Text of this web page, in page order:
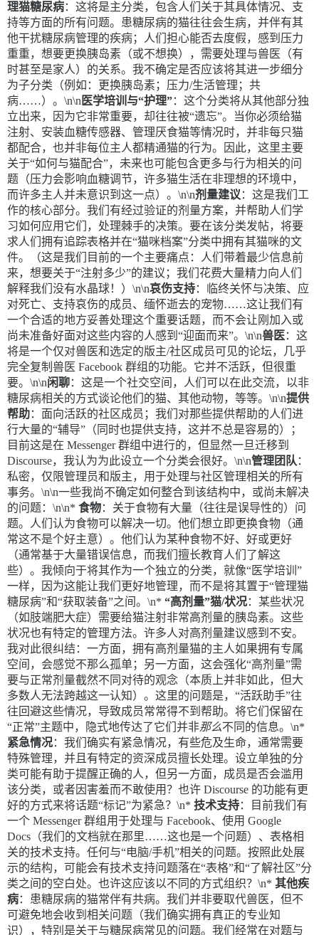
理猫糖尿病：这将是主分类，包含人们关于其具体情况、支
持等方面的所有问题。患糖尿病的猫往往会生病，并伴有其
他干扰糖尿病管理的疾病；人们担心能否去度假，感到压力
重重，想要更换胰岛素（或不想换），需要处理与兽医（有
时甚至是家人）的关系。我不确定是否应该将其进一步细分
为子分类（例如：更换胰岛素；压力/生活管理；共
病……）。\n\n 医学培训与“护理”：这个分类将从其他部分独
立出来，因为它非常重要，却往往被“遗忘”。当你必须给猫
注射、安装血糖传感器、管理厌食猫等情况时，并非每只猫
都配合，也并非每位主人都精通猫的行为。因此，这里主要
关于“如何与猫配合”，未来也可能包含更多与行为相关的问
题（压力会影响血糖调节，许多猫生活在非理想的环境中，
而许多主人并未意识到这一点）。\n\n剂量建议 ：这是我们工
作的核心部分。我们有经过验证的剂量方案，并帮助人们学
习如何应用它们，处理棘手的决策。要在该分类发帖，将要
求人们拥有追踪表格并在“猫咪档案”分类中拥有其猫咪的文
件。（这是我们目前的一个主要痛点：人们带着最少信息前
来，想要关于“注射多少”的建议；我们花费大量精力向人们
解释我们没有水晶球！）\n\n哀伤支持：临终关怀与决策、应
对死亡、支持哀伤的成员、缅怀逝去的宠物……这让我们有
一个合适的地方妥善处理这个重要话题，而不会让刚加入或
尚未准备好面对这些内容的人感到“迎面而来”。\n\n兽医：这
将是一个仅对兽医和选定的版主/社区成员可见的论坛，几乎
完全复制兽医 Facebook 群组的功能。它并不活跃，但很重
要。\n\n闲聊：这是一个社交空间，人们可以在此交流，以非
糖尿病相关的方式谈论他们的猫、其他动物，等等。\n\n提供
帮助：面向活跃的社区成员；我们对那些提供帮助的人们进
行大量的“辅导”（同时也提供支持，这并不总是容易的）；
目前这是在 Messenger 群组中进行的，但显然一旦迁移到
Discourse，我认为为此设立一个分类会很好。\n\n管理团队 ：
私密，仅限管理员和版主，用于处理与社区管理相关的所有
事务。\n\n一些我尚不确定如何整合到该结构中，或尚未解决
的问题：\n\n* 食物：关于食物有大量（往往是误导性的）问
题。人们认为食物可以解决一切。他们想立即更换食物（通
常这不是个好主意）。他们认为某种食物不好、好或更好
（通常基于大量错误信息，而我们擅长教育人们了解这
些）。我倾向于将其作为一个独立的分类，就像“医学培训”
一样，因为这能让我们更好地管理，而不是将其置于“管理猫
糖尿病”和“获取装备”之间。\n* “高剂量”猫/状况：某些状况
（如肢端肥大症）需要给猫注射非常高剂量的胰岛素。这些
状况也有特定的管理方法。许多人对高剂量建议感到不安。
我对此很纠结：一方面，拥有高剂量猫的主人如果拥有专属
空间，会感觉不那么孤单；另一方面，这会强化“高剂量”需
要与正常剂量截然不同对待的观念（本质上并非如此，但大
多数人无法跨越这一认知）。这里的问题是，“活跃助手”往
往回避这些情况，导致成员常常得不到帮助。将它们保留在
“正常”主题中，隐式地传达了它们并非那么不同的信息。\n*
紧急情况：我们确实有紧急情况，有些危及生命，通常需要
特殊管理，并且有特定的资深成员擅长处理。设立单独的分
类可能有助于提醒正确的人，但另一方面，成员是否会滥用
该分类，或者因害羞而不敢使用？也许 Discourse 的功能有更
好的方式来将话题“标记”为紧急？\n* 技术支持：目前我们有
一个 Messenger 群组用于处理与 Facebook、使用 Google
Docs（我们的文档就在那里……这也是一个问题）、表格相
关的技术支持。任何与“电脑/手机”相关的问题。按照此处展
示的结构，可能会有技术支持问题落在“表格”和“了解社区”分
类之间的空白处。也许这应该以不同的方式组织？\n* 其他疾
病：患糖尿病的猫常伴有共病。我们并非要取代兽医，但不
可避免地会收到相关问题（我们确实拥有真正的专业知
识），特别是关于与糖尿病常见的问题。我们经常在对题与